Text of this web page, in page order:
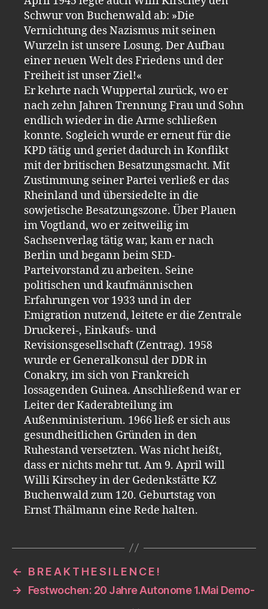
Schwur von Buchenwald ab: »Die
Vernichtung des Nazismus mit seinen
Wurzeln ist unsere Losung. Der Aufbau
einer neuen Welt des Friedens und der
Freiheit ist unser Ziel!«
Er kehrte nach Wuppertal zurück, wo er
nach zehn Jahren Trennung Frau und Sohn
endlich wieder in die Arme schließen
konnte. Sogleich wurde er erneut für die
KPD tätig und geriet dadurch in Konflikt
mit der britischen Besatzungsmacht. Mit
Zustimmung seiner Partei verließ er das
Rheinland und übersiedelte in die
sowjetische Besatzungszone. Über Plauen
im Vogtland, wo er zeitweilig im
Sachsenverlag tätig war, kam er nach
Berlin und begann beim SED-
Parteivorstand zu arbeiten. Seine
politischen und kaufmännischen
Erfahrungen vor 1933 und in der
Emigration nutzend, leitete er die Zentrale
Druckerei-, Einkaufs- und
Revisionsgesellschaft (Zentrag). 1958
wurde er Generalkonsul der DDR in
Conakry, im sich von Frankreich
lossagenden Guinea. Anschließend war er
Leiter der Kaderabteilung im
Außenministerium. 1966 ließ er sich aus
gesundheitlichen Gründen in den
Ruhestand versetzten. Was nicht heißt,
dass er nichts mehr tut. Am 9. April will
Willi Kirschey in der Gedenkstätte KZ
Buchenwald zum 120. Geburtstag von
Ernst Thälmann eine Rede halten.
←
B R E A K T H E S I L E N C E !
→
Festwochen: 20 Jahre Autonome 1.Mai Demo-